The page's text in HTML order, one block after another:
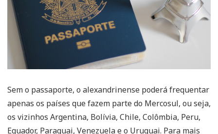
Sem o passaporte, o alexandrinense poderá frequentar
apenas os países que fazem parte do Mercosul, ou seja,
os vizinhos Argentina, Bolívia, Chile, Colômbia, Peru,
Equador, Paraguai, Venezuela e o Uruguai. Para mais